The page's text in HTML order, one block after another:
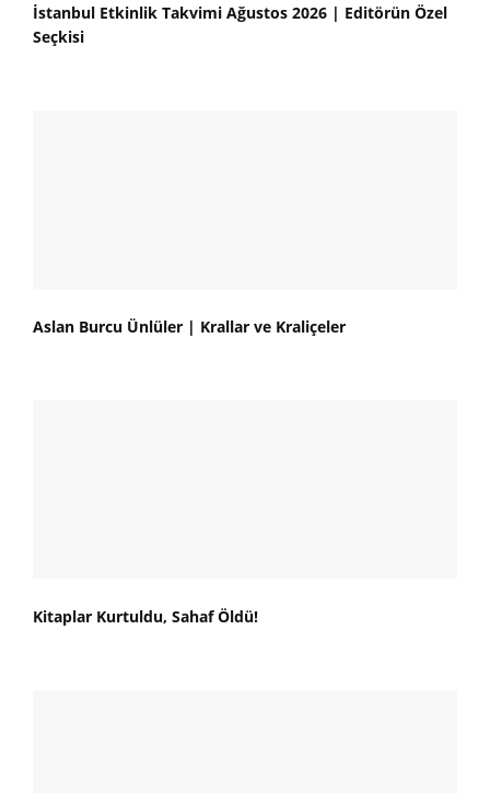
İstanbul Etkinlik Takvimi Ağustos 2026 | Editörün Özel
Seçkisi
Aslan Burcu Ünlüler | Krallar ve Kraliçeler
Kitaplar Kurtuldu, Sahaf Öldü!